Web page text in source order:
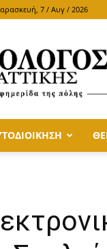
7 / Αυγ / 2026
ΑΤΤΙΚΗΣ